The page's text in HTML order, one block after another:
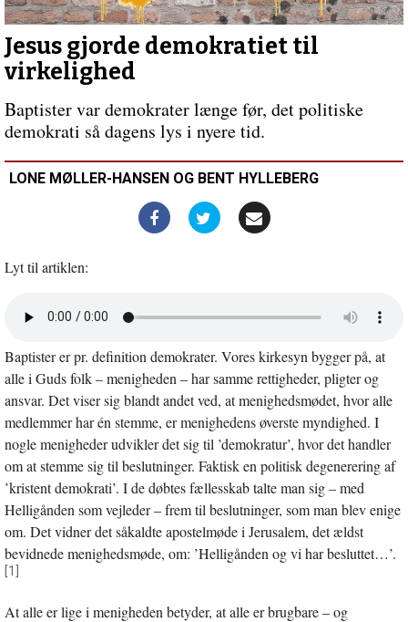
Sociale
medier
udvisker
de
der
binder
sammen
Jesus gjorde demokratiet til
virkelighed
Baptister var demokrater længe før, det politiske
demokrati så dagens lys i nyere tid.
LONE MØLLER-HANSEN OG BENT HYLLEBERG
Lyt til artiklen:
nyt
vindue
Baptister er pr. definition demokrater. Vores kirkesyn bygger på, at
alle i Guds folk – menigheden – har samme rettigheder, pligter og
ansvar. Det viser sig blandt andet ved, at menighedsmødet, hvor alle
medlemmer har én stemme, er menighedens øverste myndighed. I
nogle menigheder udvikler det sig til ’demokratur’, hvor det handler
om at stemme sig til beslutninger. Faktisk en politisk degenerering af
’kristent demokrati’. I de døbtes fællesskab talte man sig – med
Helligånden som vejleder – frem til beslutninger, som man blev enige
om. Det vidner det såkaldte apostelmøde i Jerusalem, det ældst
bevidnede menighedsmøde, om: ’Helligånden og vi har besluttet…’.
[1]
At alle er lige i menigheden betyder, at alle er brugbare – og